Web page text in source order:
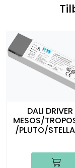
DALI
MESOS/
/PLUTO/